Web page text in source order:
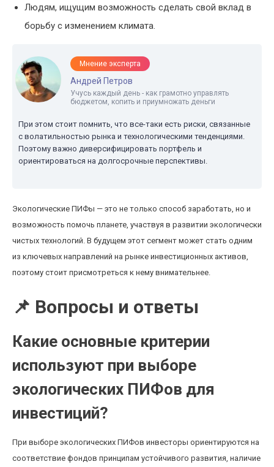
Людям, ищущим возможность сделать свой вклад в
борьбу с изменением климата.
Мнение эксперта
Андрей Петров
Учусь каждый день - как грамотно управлять
бюджетом, копить и приумножать деньги
При этом стоит помнить, что все-таки есть риски, связанные
с волатильностью рынка и технологическими тенденциями.
Поэтому важно диверсифицировать портфель и
ориентироваться на долгосрочные перспективы.
Экологические ПИФы — это не только способ заработать, но и
возможность помочь планете, участвуя в развитии экологически
чистых технологий. В будущем этот сегмент может стать одним
из ключевых направлений на рынке инвестиционных активов,
поэтому стоит присмотреться к нему внимательнее.
📌 Вопросы и ответы
Какие основные критерии
используют при выборе
экологических ПИФов для
инвестиций?
При выборе экологических ПИФов инвесторы ориентируются на
соответствие фондов принципам устойчивого развития, наличие